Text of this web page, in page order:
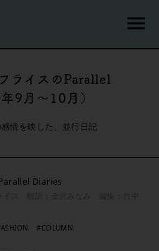
ライスのParallel
9月～10月）
情を映した、並行日記
Diaries
#COLUMN